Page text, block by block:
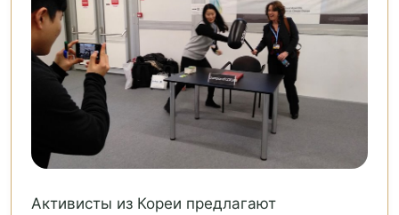
Активисты из Кореи предлагают